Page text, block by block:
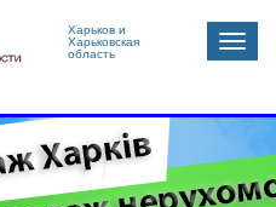
Харьков и
Харьковская
область
Toggle